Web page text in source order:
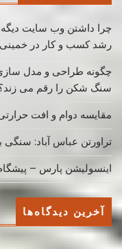
چرا داشتن وب سایت
رشد کسب ‌و کار در
چگونه طراحی و مدل سازی
سنگ شکن را رقم می
مقایسه دوام و افت
تراورتن عباس آباد:
اینسولیشن پارس –
آخرین دیدگاه‌ها